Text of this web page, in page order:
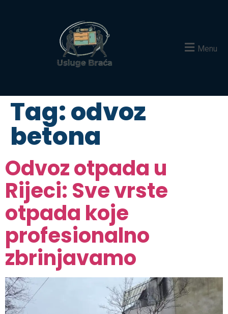
Menu
Tag:odvoz
betona
Odvoz otpada u
Rijeci: Sve vrste
otpada koje
profesionalno
zbrinjavamo